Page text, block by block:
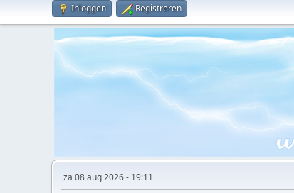
Inloggen Registreren
za 08 aug 2026 - 19:11